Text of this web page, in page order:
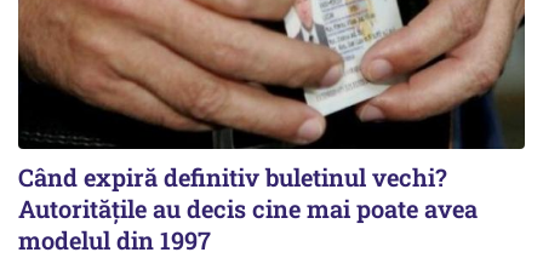
Când expiră definitiv buletinul vechi?
Autoritățile au decis cine mai poate avea
modelul din 1997